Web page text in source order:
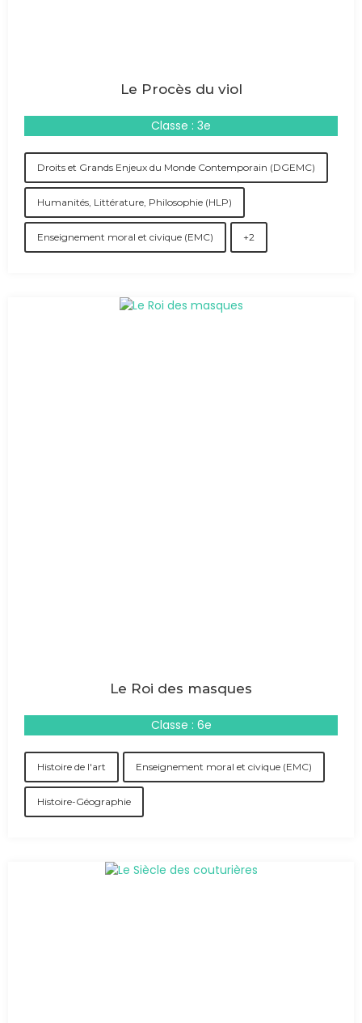
Le Procès du viol
Classe : 3e
Droits et Grands Enjeux du Monde Contemporain (DGEMC)
Humanités, Littérature, Philosophie (HLP)
Enseignement moral et civique (EMC) +2
Le Roi des masques
Classe : 6e
Histoire de l'art Enseignement moral et civique (EMC)
Histoire-Géographie